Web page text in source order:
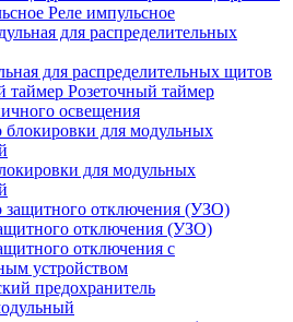
Реле импульсное
для распределительных щитов
Розеточный таймер
освещения
для модульных
отключения (УЗО)
отключения с
устройством
предохранитель